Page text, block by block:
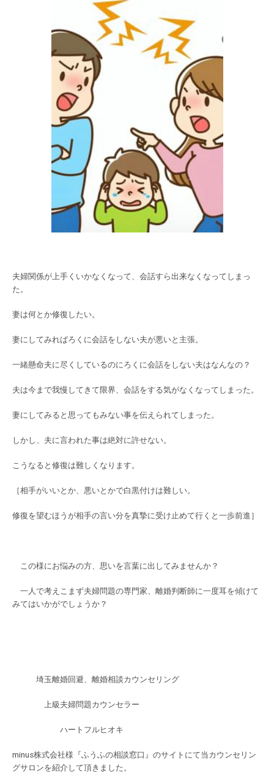
夫婦関係が上手くいかなくなって、会話すら出来なくなってしまっ
た。
妻は何とか修復したい。
妻にしてみればろくに会話をしない夫が悪いと主張。
一緒懸命夫に尽くしているのにろくに会話をしない夫はなんなの？
夫は今まで我慢してきて限界、会話をする気がなくなってしまった。
妻にしてみると思ってもみない事を伝えられてしまった。
しかし、夫に言われた事は絶対に許せない。
こうなると修復は難しくなります。
［相手がいいとか、悪いとかで白黒付けは難しい。
修復を望むほうが相手の言い分を真摯に受け止めて行くと一歩前進］
この様にお悩みの方、思いを言葉に出してみませんか？
一人で考えこまず夫婦問題の専門家、離婚判断師に一度耳を傾けて
みてはいかがでしょうか？
埼玉離婚回避、離婚相談カウンセリング
上級夫婦問題カウンセラー
ハートフルヒオキ
minus株式会社様『ふうふの相談窓口』のサイトにて当カウンセリン
グサロンを紹介して頂きました。